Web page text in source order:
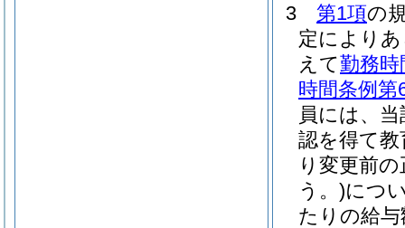
3
第1項の
定により
えて勤務時
時間条例第
員には、
認を得て
り変更前
う。)につ
たりの給